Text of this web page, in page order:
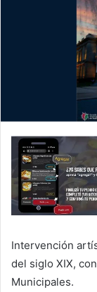
Intervención
del siglo XIX,
Municipales.